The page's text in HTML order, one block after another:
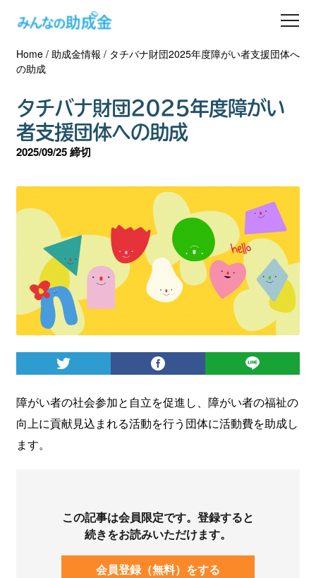
助成金を探す
士業の方へ
助成金コラム
専門家一覧
ダウンロード
会員登録
Home/ 助成金情報 / タチバナ財団2025年度障がい者支援団体へ
の助成
タチバナ財団2025年度障がい
者支援団体への助成
2025/09/25 締切
障がい者の社会参加と自立を促進し、障がい者の福祉の
向上に貢献見込まれる活動を行う団体に活動費を助成し
ます。
この記事は会員限定です。登録すると
続きをお読みいただけます。
会員登録（無料）をする